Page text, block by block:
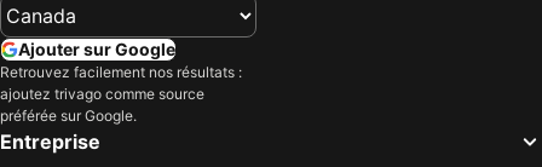
Ajouter sur Google
Retrouvez facilement nos résultats :
ajoutez trivago comme source
préférée sur Google.
Entreprise